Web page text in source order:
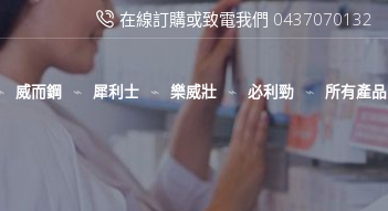
在線訂購或致電我們 0437070132
威而鋼 犀利士 樂威壯 必利勁 所有產品